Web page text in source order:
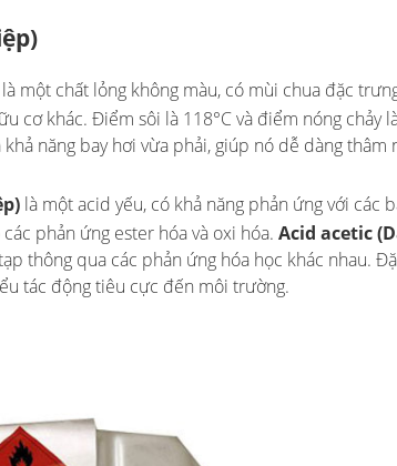
là một chất lỏng không màu, có mùi chua đặc
cơ khác. Điểm sôi là 118°C và điểm nóng chảy
năng bay hơi vừa phải, giúp nó dễ dàng thâm
là một acid yếu, có khả năng phản ứng với các
phản ứng ester hóa và oxi hóa. Acid acetic
thông qua các phản ứng hóa học khác nhau.
tác động tiêu cực đến môi trường.